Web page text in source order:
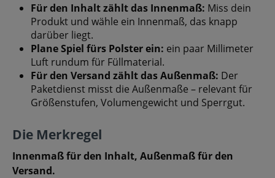
Für den Inhalt zählt das Innenmaß: Miss dein
Produkt und wähle ein Innenmaß, das knapp
darüber liegt.
Plane Spiel fürs Polster ein: ein paar Millimeter
Luft rundum für Füllmaterial.
Für den Versand zählt das Außenmaß: Der
Paketdienst misst die Außenmaße – relevant für
Größenstufen, Volumengewicht und Sperrgut.
Die Merkregel
Innenmaß für den Inhalt, Außenmaß für den
Versand.